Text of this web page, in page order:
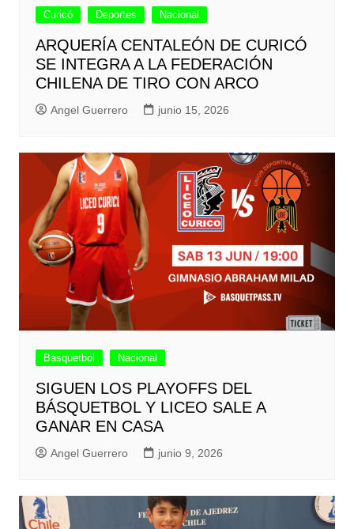
Curicó Deportes Nacional
ARQUERÍA CENTALEÓN DE CURICÓ
SE INTEGRA A LA FEDERACIÓN
CHILENA DE TIRO CON ARCO
Angel Guerrero junio 15, 2026
Basquetbol Nacional
SIGUEN LOS PLAYOFFS DEL
BÁSQUETBOL Y LICEO SALE A
GANAR EN CASA
Angel Guerrero junio 9, 2026